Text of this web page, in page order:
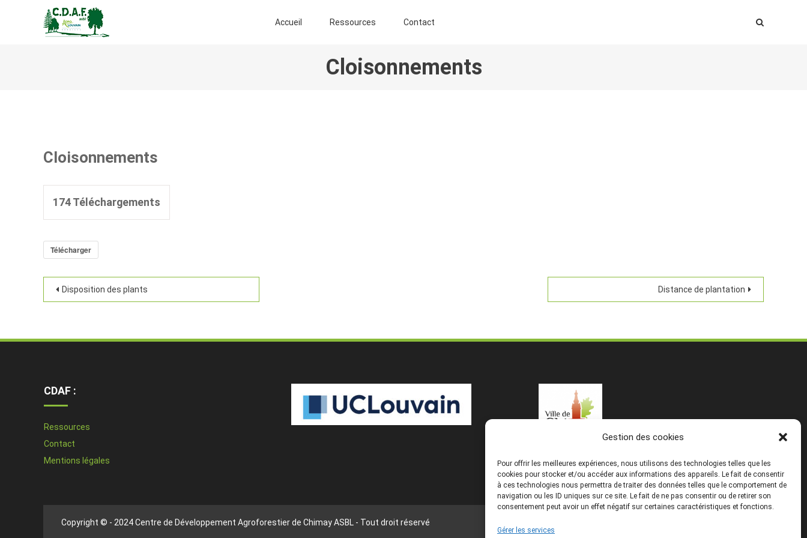
Gestion des cookies
Pour offrir les meilleures expériences, nous utilisons des technologies telles que les
cookies pour stocker et/ou accéder aux informations des appareils. Le fait de consentir
à ces technologies nous permettra de traiter des données telles que le comportement de
navigation ou les ID uniques sur ce site. Le fait de ne pas consentir ou de retirer son
consentement peut avoir un effet négatif sur certaines caractéristiques et fonctions.
Gérer les services
CENTRE DE DÉVELOPPEMENT AGROFORESTIER DE CHIMAY ASBL
Accueil Ressources Contact
Cloisonnements
Cloisonnements
174Téléchargements
Télécharger
Disposition des plants Distance de plantation
CDAF :
Ressources
Contact
Mentions légales
Copyright © - 2024 Centre de Développement Agroforestier de Chimay ASBL - Tout droit réservé